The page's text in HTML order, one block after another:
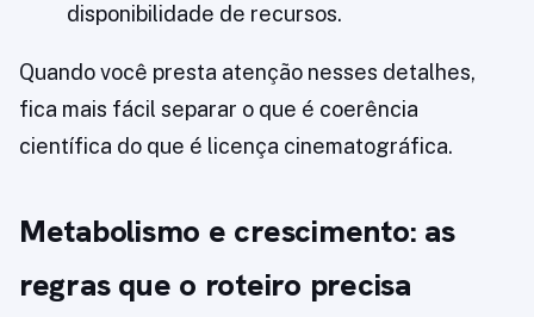
disponibilidade de recursos.
Quando você presta atenção nesses detalhes,
fica mais fácil separar o que é coerência
científica do que é licença cinematográfica.
Metabolismo e crescimento: as
regras que o roteiro precisa